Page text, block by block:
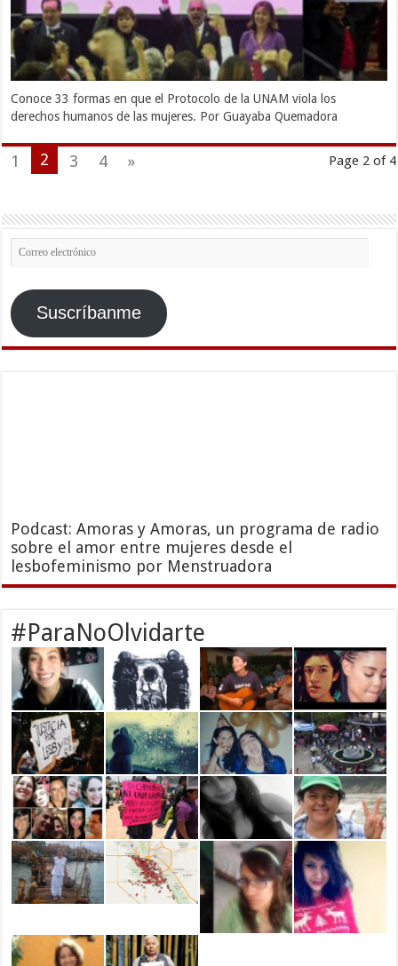
Conoce 33 formas en que el Protocolo de la UNAM viola los
derechos humanos de las mujeres. Por Guayaba Quemadora
Page 2 of 4
1 2 3 4 »
Correo
electrónico
Suscríbanme
Podcast: Amoras y Amoras, un programa de radio
sobre el amor entre mujeres desde el
lesbofeminismo por Menstruadora
#ParaNoOlvidarte